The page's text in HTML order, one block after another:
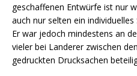
geschaffenen Ent­würfe ist nur
auch nur selten ein
Er war jedoch mindestens an
vieler bei Landerer zwischen
gedruckten Drucksachen